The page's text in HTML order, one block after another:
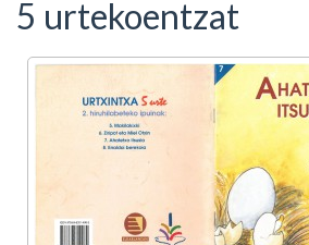
5 urtekoentzat